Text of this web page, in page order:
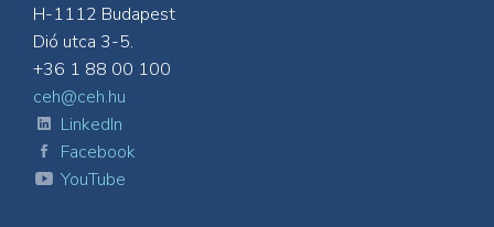
H-1112 Budapest
Dió utca 3-5.
+36 1 88 00 100
ceh@ceh.hu
LinkedIn
Facebook
YouTube